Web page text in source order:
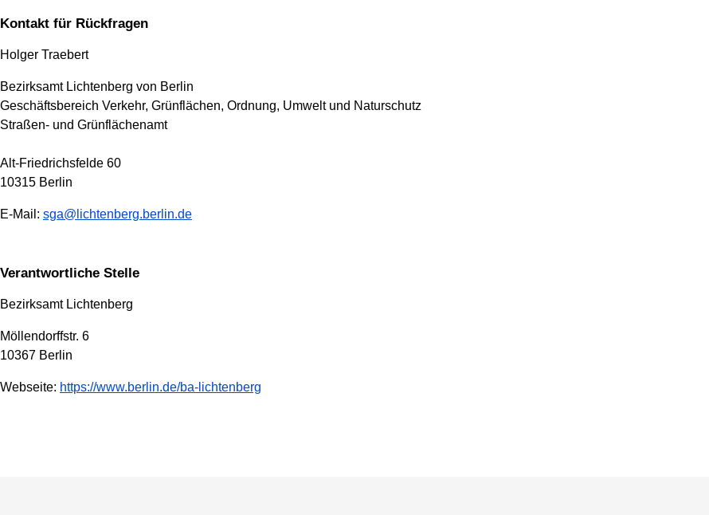
Kontakt für Rückfragen
Holger Traebert
Bezirksamt Lichtenberg von Berlin
Geschäftsbereich Verkehr, Grünflächen, Ordnung, Umwelt und Naturschutz
Straßen- und Grünflächenamt
Alt-Friedrichsfelde 60
10315 Berlin
E-Mail: sga@lichtenberg.berlin.de
Verantwortliche Stelle
Bezirksamt Lichtenberg
Möllendorffstr. 6
10367 Berlin
Webseite: https://www.berlin.de/ba-lichtenberg